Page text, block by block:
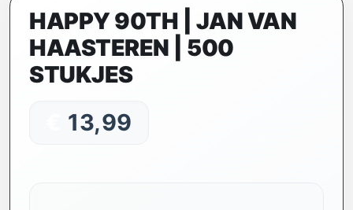
HAPPY 90TH | JAN VAN
HAASTEREN | 500
STUKJES
13,99